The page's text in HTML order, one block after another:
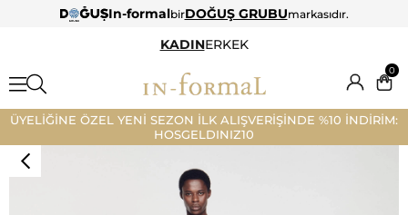
In-formalbirDOĞUŞ GRUBUmarkasıdır.
KADINERKEK
0
ÜYELİĞİNE ÖZEL YENİ SEZON İLK ALIŞVERİŞİNDE %10 İNDİRİM:
HOSGELDINIZ10